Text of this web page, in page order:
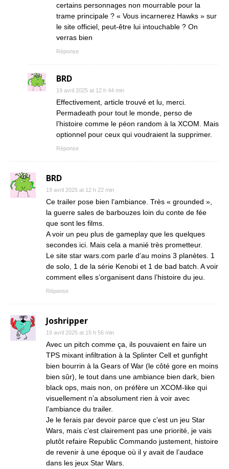
certains personnages non mourrable pour la
trame principale ? « Vous incarnerez Hawks » sur
le site officiel, peut-être lui intouchable ? On
verras bien
Réponse
BRD
19 avril 2025 at 12 h 44 min
Effectivement, article trouvé et lu, merci.
Permadeath pour tout le monde, perso de
l’histoire comme le péon random à la XCOM. Mais
optionnel pour ceux qui voudraient la supprimer.
Réponse
BRD
19 avril 2025 at 12 h 22 min
Ce trailer pose bien l’ambiance. Très « grounded »,
la guerre sales de barbouzes loin du conte de fée
que sont les films.
A voir un peu plus de gameplay que les quelques
secondes ici. Mais cela a manié très prometteur.
Le site star wars.com parle d’au moins 3 planètes. 1
de solo, 1 de la série Kenobi et 1 de bad batch. A voir
comment elles s’organisent dans l’histoire du jeu.
Réponse
Joshripper
19 avril 2025 at 15 h 56 min
Avec un pitch comme ça, ils pouvaient en faire un
TPS mixant infiltration à la Splinter Cell et gunfight
bien bourrin à la Gears of War (le côté gore en moins
bien sûr), le tout dans une ambiance bien dark, bien
black ops, mais non, on préfère un XCOM-like qui
visuellement n’a absolument rien à voir avec
l’ambiance du trailer.
Je le ferais par devoir parce que c’est un jeu Star
Wars, mais c’est clairement pas une priorité, je vais
plutôt refaire Republic Commando justement, histoire
de revenir à une époque où il y avait de l’audace
dans les jeux Star Wars.